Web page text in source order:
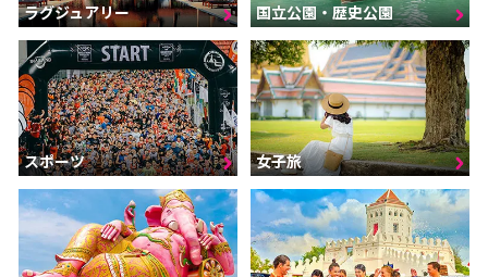
ラグジュアリー 国立公園・歴史公園
スポーツ 女子旅